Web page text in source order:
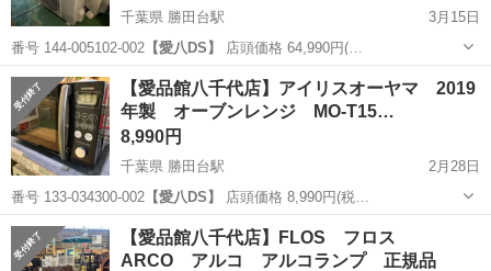
千葉県 勝田台駅
3月15日
番号 144-005102-002【愛八DS】 店頭価格 64,990円(…
千葉 八千代市 勝田台駅 季節、空調家電 商品
【愛品館八千代店】アイリスオーヤマ 2019
年製 オーブンレンジ MO-T15…
8,990円
千葉県 勝田台駅
2月28日
番号 133-034300-002【愛八DS】 店頭価格 8,990円(税…
千葉 八千代市 勝田台駅 キッチン家電
【愛品館八千代店】FLOS フロス
ARCO アルコ アルコランプ 正規品